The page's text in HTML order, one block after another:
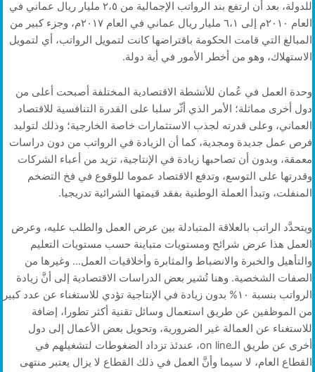
للدولة، بعد أن ارتفع بند الرواتب الإجمالية من ٢،٥ مليار ريال عماني في
العام ٢٠١٠م إلى ٦،١ مليار ريال عماني في العام ٢٠١٧م، وجزء كبير من
المبالغ التي قامت الحكومة باقتراضها كانت لتمويل الرواتب، أي لتمويل
الاستهلاك، وهو من أخطر الأمور في أية دولة.
وحدة العمل في عُمان للأنشطة الاقتصادية المختلفة أصبحت أعلى من
دول أخرى مماثلة؛ الأمر الذي أثّر سلبا على القدرة التنافسية للاقتصاد
العماني، وعلى قدرته لجذب الاستثمارات خاصة الخارجية؛ وذلك لتوليد
فرص عمل جديدة ومجدية، كما أن الزيادة في الرواتب من دون دراسات
معمقة، وبدون أن تصاحبها زيادة في الإنتاجية، تزيد من أعباء الشركات
وقدرتها على التوسع، وتدفع الاقتصاد عموما للوقوع في فخ التضخم
المنفلت، وتبدأ العملة الوطنية بفقد قيمتها الشرائية تدريجيا.
ويتحدَّد الراتب بالعلاقة المتبادلة بين عرض العمل والطلب عليه، وعرض
العمل هذا عرض شرائح ومستويات متباينة حسب مستويات التعليم
والتأهيل والخبرة والانضباط والمثابرة وأخلاقيات العمل… وغيرها من
الصفات الشخصية. وهنا تُشير بعض الدراسات الاقتصادية إلى أنَّ زيادة
الرواتب بنسبة ١٠% بدون زيادة في الإنتاجية تؤدي للاستغناء عن عدد كبير
من الموظفين عن طريق استعمال وسائل تقنية أكثر تطورا، إضافة
للاستغناء عن العمالة غير الضرورية، وتحويل بعض الأعمال إلى دول
أخرى عن طريق الـon line، عندئذ تزداد الضغوطات لتشغيلهم في
القطاع العام، لا سيما وأنَّ العمل في ذلك القطاع لا يزال يعتبر منتهى